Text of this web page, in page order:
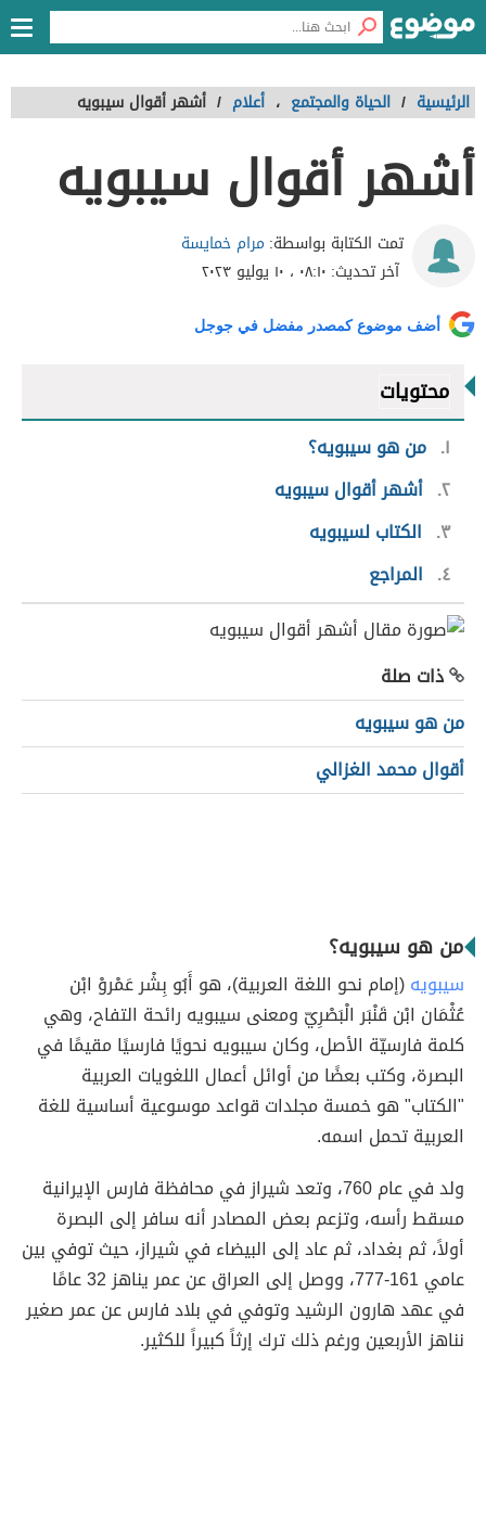
الرئيسية / الحياة والمجتمع ، أعلام / أشهر أقوال سيبويه
أشهر أقوال سيبويه
تمت الكتابة بواسطة: مرام خمايسة
آخر تحديث: ٠٨:١٠ ، ١٠ يوليو ٢٠٢٣
أضف موضوع كمصدر مفضل في جوجل
محتويات
١ من هو سيبويه؟
٢ أشهر أقوال سيبويه
٣
الكتاب لسيبويه
٤
المراجع
ذات صلة
من هو سيبويه
أقوال محمد الغزالي
من هو سيبويه؟
سيبويه(إمام نحو اللغة العربية)، هو أَبُو بِشْر عَمْروْ ابْن
عُثْمَان ابْن قَنْبَر الْبَصْرِيّ ومعنى سيبويه رائحة التفاح، وهي
كلمة فارسيّة الأصل، وكان سيبويه نحويًا فارسيًا مقيمًا في
البصرة، وكتب بعضًا من أوائل أعمال اللغويات العربية
"الكتاب" هو خمسة مجلدات قواعد موسوعية أساسية للغة
العربية تحمل اسمه.
ولد في عام 760، وتعد شيراز في محافظة فارس الإيرانية
مسقط رأسه، وتزعم بعض المصادر أنه سافر إلى البصرة
أولاً، ثم بغداد، ثم عاد إلى البيضاء في شيراز، حيث توفي بين
عامي 161-777، ووصل إلى العراق عن عمر يناهز 32 عامًا
في عهد هارون الرشيد وتوفي في بلاد فارس عن عمر صغير
نناهز الأربعين ورغم ذلك ترك إرثاً كبيراً للكثير.